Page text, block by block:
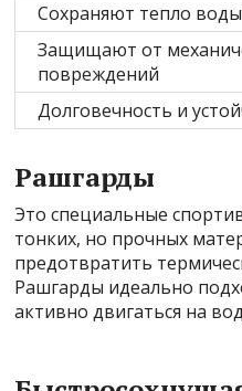
Сохраняют тепло воды
Защищают от
повреждений
Долговечность и
Рашгарды
Это специальные
тонких, но прочных
предотвратить
Рашгарды идеально
активно двигаться на